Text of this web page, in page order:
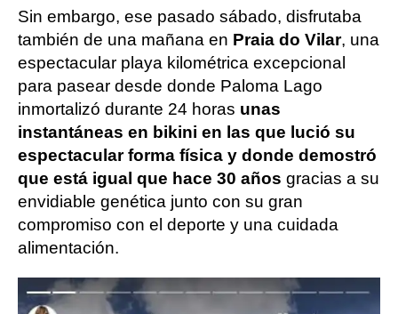
Sin embargo, ese pasado sábado, disfrutaba
también de una mañana en Praia do Vilar, una
espectacular playa kilométrica excepcional
para pasear desde donde Paloma Lago
inmortalizó durante 24 horas unas
instantáneas en bikini en las que lució su
espectacular forma física y donde demostró
que está igual que hace 30 años gracias a su
envidiable genética junto con su gran
compromiso con el deporte y una cuidada
alimentación.